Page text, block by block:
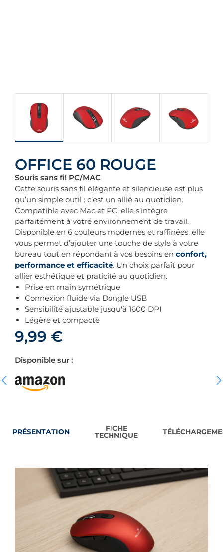
OFFICE 60 ROUGE
Souris sans fil PC/MAC
Cette souris sans fil élégante et silencieuse est plus
qu’un simple outil : c’est un allié au quotidien.
Compatible avec Mac et PC, elle s’intègre
parfaitement à votre environnement de travail.
Disponible en 6 couleurs modernes et raffinées, elle
vous permet d’ajouter une touche de style à votre
bureau tout en répondant à vos besoins en confort,
performance et efficacité. Un choix parfait pour
allier esthétique et praticité au quotidien.
Prise en main symétrique
Connexion fluide via Dongle USB
Sensibilité ajustable jusqu'à 1600 DPI
Légère et compacte
9,99 €
Disponible sur :
PRÉSENTATION FICHE
TECHNIQUE